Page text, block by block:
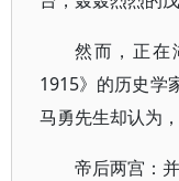
然而，正在
1915》的历史学
马勇先生却认为
帝后两宫：